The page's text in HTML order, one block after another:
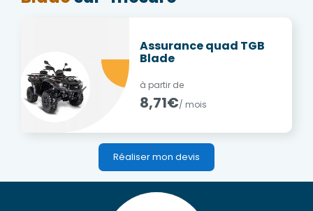
Assurance quad TGB
Blade
à partir de
8,71€/ mois
Réaliser mon devis